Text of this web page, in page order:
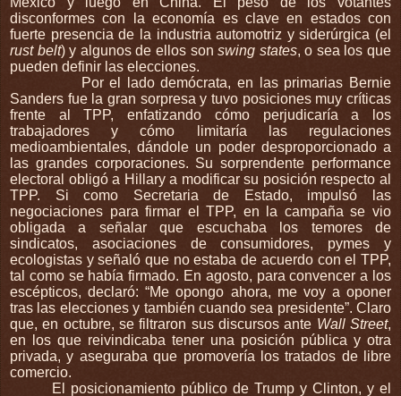
disconformes con la economía es clave en estados con
fuerte presencia de la industria automotriz y siderúrgica (el
rust belt) y algunos de ellos sonswing states, o sea los que
pueden definir las elecciones.
Por el lado demócrata, en las primarias Bernie
Sanders fue la gran sorpresa y tuvo posiciones muy críticas
frente al TPP, enfatizando cómo perjudicaría a los
trabajadores y cómo limitaría las regulaciones
medioambientales, dándole un poder desproporcionado a
las grandes corporaciones. Su sorprendente performance
electoral obligó a Hillary a modificar su posición respecto al
TPP. Si como Secretaria de Estado, impulsó las
negociaciones para firmar el TPP, en la campaña se vio
obligada a señalar que escuchaba los temores de
sindicatos, asociaciones de consumidores, pymes y
ecologistas y señaló que no estaba de acuerdo con el TPP,
tal como se había firmado. En agosto, para convencer a los
escépticos, declaró: “Me opongo ahora, me voy a oponer
tras las elecciones y también cuando sea presidente”. Claro
que, en octubre, se filtraron sus discursos ante Wall Street,
en los que reivindicaba tener una posición pública y otra
privada, y aseguraba que promovería los tratados de libre
comercio.
El posicionamiento público de Trump y Clinton, y el